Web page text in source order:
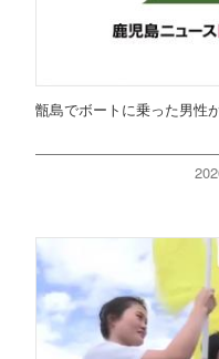
甑島でボートに乗った男性